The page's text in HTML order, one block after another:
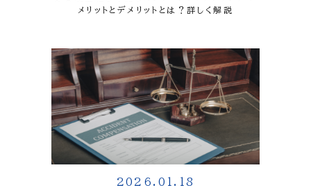
メリットとデメリットとは？詳しく解説
2026.01.18